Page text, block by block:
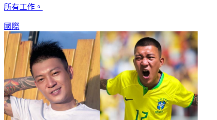
所有工作。
國際